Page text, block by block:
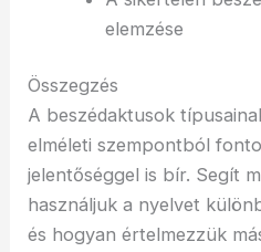
elemzése
Összegzés
A beszédaktusok
elméleti szempontból
jelentőséggel is bír. Segít
használjuk a nyelvet
és hogyan értelmezzük